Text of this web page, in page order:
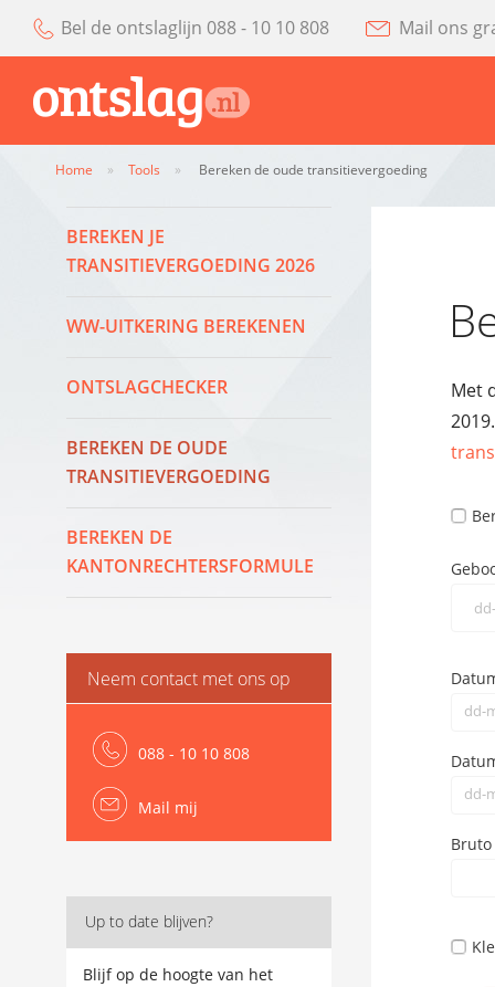
Bel de ontslaglijn 088 - 10 10 808
Mail ons
Home » Tools » Bereken de oude transitievergoeding
Met
BEREKEN JE
TRANSITIEVERGOEDING 2026
WW-UITKERING BEREKENEN
ONTSLAGCHECKER
BEREKEN DE OUDE
TRANSITIEVERGOEDING
BEREKEN DE
KANTONRECHTERSFORMULE
Neem contact met ons op
088 - 10 10 808
Mail mij
Up to date blijven?
Blijf op de hoogte van het